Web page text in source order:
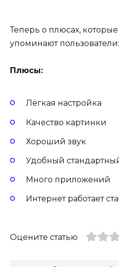
Теперь о плюсах,
упоминают пользователи:
Плюсы:
Лёгкая настройка
Качество картинки
Хороший звук
Удобный
Много приложений
Интернет работает
Оцените статью